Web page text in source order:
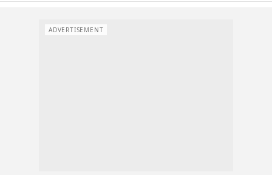
ADVERTISEMENT